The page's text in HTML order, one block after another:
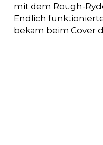
mit dem Rough-
Endlich
bekam beim Cover